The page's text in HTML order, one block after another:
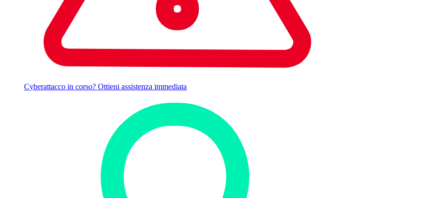
Cyberattacco in corso? Ottieni assistenza immediata